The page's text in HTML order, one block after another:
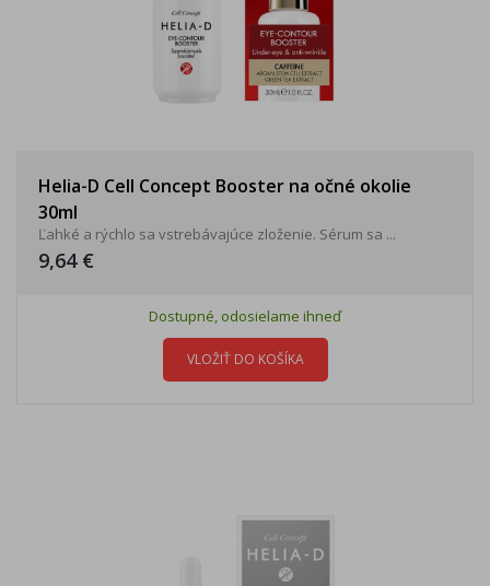
Helia-D Cell Concept Booster na očné okolie
30ml
Ľahké a rýchlo sa vstrebávajúce zloženie. Sérum sa ...
9,64 €
Dostupné, odosielame ihneď
VLOŽIŤ DO KOŠÍKA